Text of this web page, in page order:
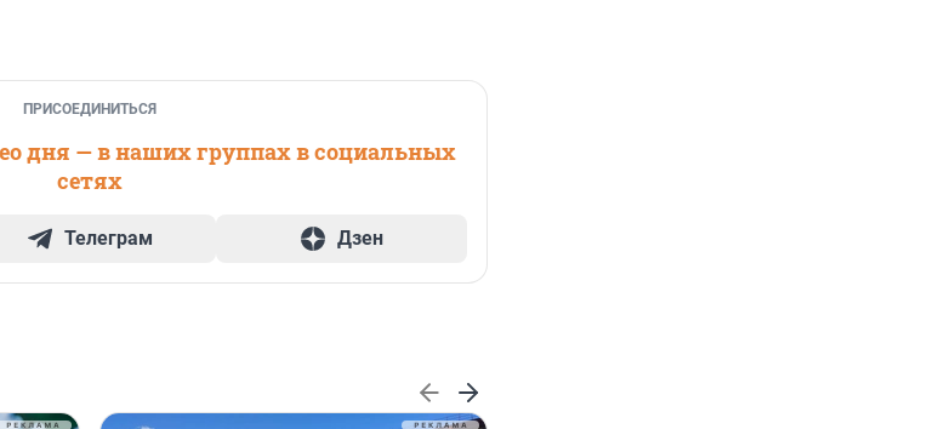
ПРИСОЕДИНИТЬСЯ
дня — в наших группах в социальных
сетях
Телеграм Дзен